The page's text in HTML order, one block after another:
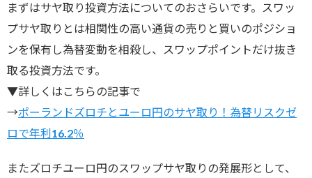
まずはサヤ取り投資方法についてのおさらいです。スワッ
プサヤ取りとは相関性の高い通貨の売りと買いのポジショ
ンを保有し為替変動を相殺し、スワップポイントだけ抜き
取る投資方法です。
▼詳しくはこちらの記事で
→ポーランドズロチとユーロ円のサヤ取り！為替リスクゼ
ロで年利16.2％
またズロチユーロ円のスワップサヤ取りの発展形として、